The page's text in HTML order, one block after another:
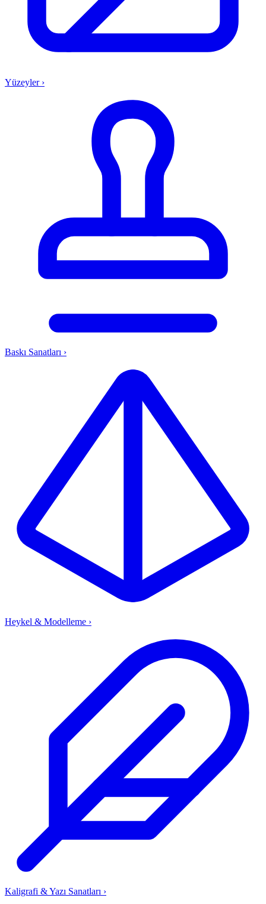
Yüzeyler ›
Baskı Sanatları ›
Heykel & Modelleme ›
Kaligrafi & Yazı Sanatları ›